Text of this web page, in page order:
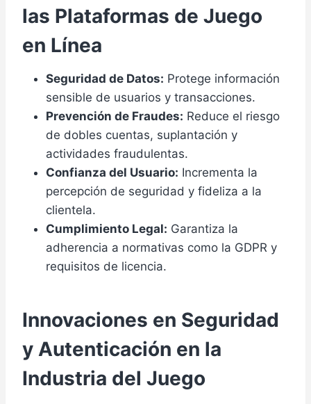
las Plataformas de Juego
en Línea
Seguridad de Datos: Protege información
sensible de usuarios y transacciones.
Prevención de Fraudes: Reduce el riesgo
de dobles cuentas, suplantación y
actividades fraudulentas.
Confianza del Usuario: Incrementa la
percepción de seguridad y fideliza a la
clientela.
Cumplimiento Legal: Garantiza la
adherencia a normativas como la GDPR y
requisitos de licencia.
Innovaciones en Seguridad
y Autenticación en la
Industria del Juego